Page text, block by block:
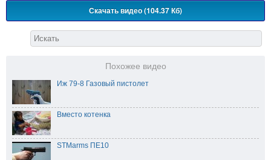
Скачать видео (104.37 Кб)
Похожее видео
Иж 79-8 Газовый пистолет
Вместо котенка
STMarms ПЕ10